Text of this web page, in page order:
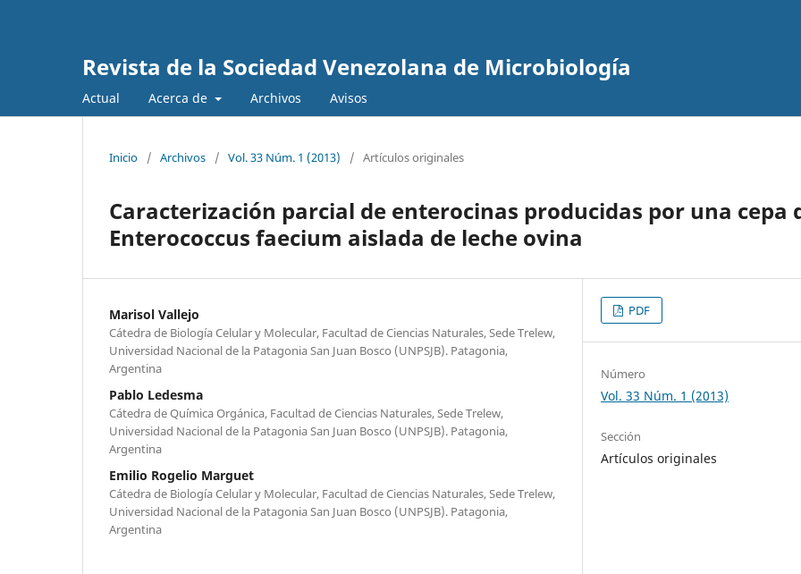
Revista de la Sociedad Venezolana de Microbiología
Actual Acerca de Archivos Avisos
Inicio / Archivos / Vol. 33 Núm. 1 (2013) / Artículos originales
Caracterización parcial de enterocinas producidas por una cepa
Enterococcus faecium aislada de leche ovina
Marisol Vallejo
Cátedra de Biología Celular y Molecular, Facultad de Ciencias Naturales, Sede Trelew,
Universidad Nacional de la Patagonia San Juan Bosco (UNPSJB). Patagonia,
Argentina
Pablo Ledesma
Cátedra de Química Orgánica, Facultad de Ciencias Naturales, Sede Trelew,
Universidad Nacional de la Patagonia San Juan Bosco (UNPSJB). Patagonia,
Argentina
Emilio Rogelio Marguet
Cátedra de Biología Celular y Molecular, Facultad de Ciencias Naturales, Sede Trelew,
Universidad Nacional de la Patagonia San Juan Bosco (UNPSJB). Patagonia,
Argentina
PDF
Número
Vol. 33 Núm. 1 (2013)
Sección
Artículos originales